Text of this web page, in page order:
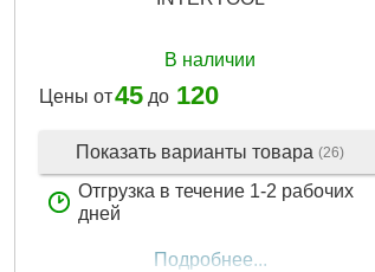
В наличии
Цены от45 до 120
Показать варианты товара (26)
Отгрузка в течение 1-2 рабочих
дней
Подробнее...